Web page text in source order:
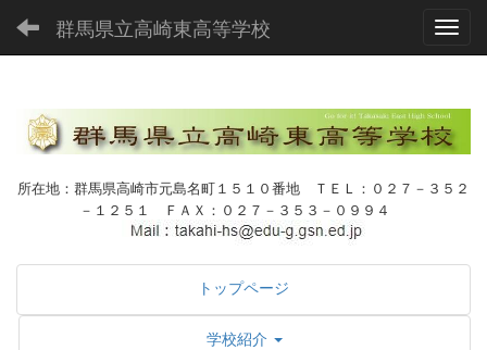
群馬県立高崎東高等学校
所在地：群馬県高崎市元島名町１５１０番地 ＴＥＬ：０２７－３５２
－１２５１ ＦＡＸ：０２７－３５３－０９９４
トップページ
学校紹介